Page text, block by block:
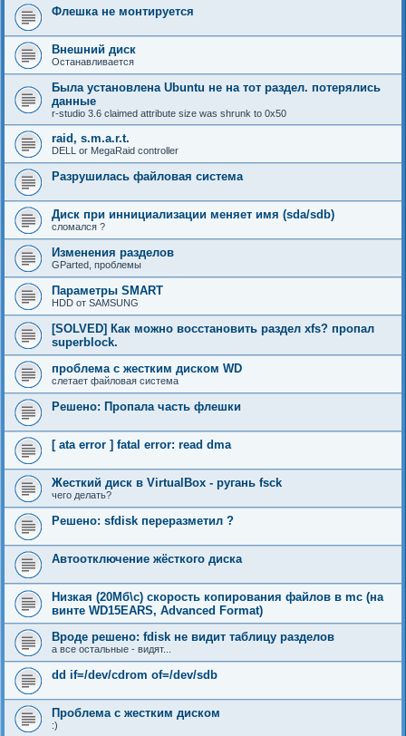
Флешка не монтируется
Внешний диск
Останавливается
Была установлена Ubuntu не на тот раздел. потерялись
данные
r-studio 3.6 claimed attribute size was shrunk to 0x50
raid, s.m.a.r.t.
DELL or MegaRaid controller
Разрушилась файловая система
Диск при иннициализации меняет имя (sda/sdb)
сломался ?
Изменения разделов
GParted, проблемы
Параметры SMART
HDD от SAMSUNG
[SOLVED] Как можно восстановить раздел xfs? пропал
superblock.
проблема с жестким диском WD
слетает файловая система
Решено: Пропала часть флешки
[ ata error ] fatal error: read dma
Жесткий диск в VirtualBox - ругань fsck
чего делать?
Решено: sfdisk переразметил ?
Автоотключение жёсткого диска
Низкая (20Мб\с) скорость копирования файлов в mc (на
винте WD15EARS, Advanced Format)
Вроде решено: fdisk не видит таблицу разделов
а все остальные - видят...
dd if=/dev/cdrom of=/dev/sdb
Проблема с жестким диском
:)